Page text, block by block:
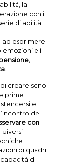
la
con il
di abilità
ad esprimere
emozioni e i
.
creare sono
prime
e
dei
con
diversi
di quadri
di